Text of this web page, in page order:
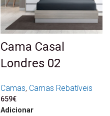
Cama Casal
Londres 02
Camas, Camas Rebatíveis
659€
Adicionar